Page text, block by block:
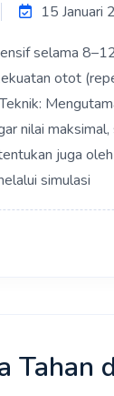
15 Januari
selama
otot
nilai
juga
simulasi
Tahan